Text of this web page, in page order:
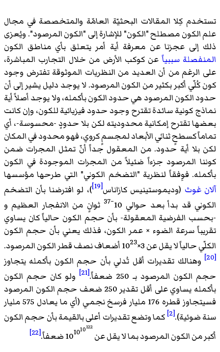
تستخدم كِلا المقالات البحثيّة العامّة والمتخصصة في مجال
علم الكون مصطلح "الكون" للإشارة إلى "الكون المرصود". ويُعزى
ذلك إلى عجزنا عن معرفة أية أمر يتعلق بأي مناطق الكون
المنفصلة سببياًعن كوكب الأرض من خلال التجارب المباشرة،
على الرغم من أن العديد من النظريات الموثوقة تفترض وجود
كون كُلّي أكبر بكثير من الكون المرصود. لا يوجد دليل يشير إلى أن
حدود الكون المرصود هي حدود الكون بأكمله، ولا يوجد أصلاً أية
نماذج كونية سائدة تقترح وجود حدود فيزيائية للكون، وإن كانت
بعضها تقترح إمكانية محدوديته لكن بلا حدودٍ -محسوسة-، أي
تماماً كسطحٍ ثنائي الأبعاد لمجسمٍ كروي، فهو محدود في المكان
لكن بلا أية حدود. من المعقول جداً أنّ تمثل المجرات ضمن
كوننا المرصود جزءاً ضئيلاً من المجرات الموجودة في الكون
بأكمله. فوِفقاً لنظرية "التضخم الكوني" التي طرحها مؤسسها
آلان غوث (وديموستينيس كازاناس[19]
)، لو افترضنا بأن التضخم
الكوني قد بدأ بعد حوالي 10
−37
ثوانٍ من الانفجار العظيم و
-بحسب الفرضية المعقولة- بأن حجم الكون حالياً كان يساوي
تقريباً سرعة الضوء × عمر الكون، فذلك يعني بأن حجم الكون
الكلّي حالياً لا يقل عن 3×10
23 أضعاف نصف قطر الكون المرصود.
[20]
وهنالك تقديرات أقل تُدلي بأن حجم الكون بأكمله يتجاوز
حجم الكون المرصود بـ 250 ضعفاً.
[21]
ولو كان حجم الكون
بأكمله يساوي على أقل تقدير 250 ضعف حجم الكون المرصود
فسيتجاوز قطره 176 مليار فرسخ نجمي (أي ما يعادل 575 مليار
سنة ضوئية).[2]
كما وتضع تقديرات أعلى بالقيمة بأن حجم الكون
أكبر من الكون المرصود بما لا يقل عن 10
1010122
ضعفاً.[22]